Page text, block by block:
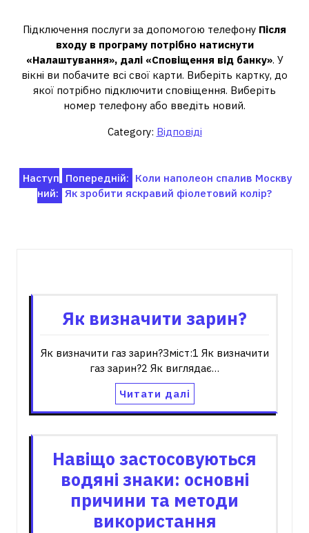
Підключення послуги за допомогою телефону Після
входу в програму потрібно натиснути
«Налаштування», далі «Сповіщення від банку». У
вікні ви побачите всі свої карти. Виберіть картку, до
якої потрібно підключити сповіщення. Виберіть
номер телефону або введіть новий.
Category: Відповіді
Навігація
записів
Попередній: Коли наполеон спалив Москву
Наступ
ний: Як зробити яскравий фіолетовий колір?
Як визначити зарин?
Як визначити газ зарин?Зміст:1 Як визначити
газ зарин?2 Як виглядає…
Читати далі
Навіщо застосовуються
водяні знаки: основні
причини та методи
використання